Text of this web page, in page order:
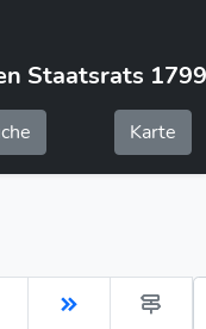
Staatsrats
Karte